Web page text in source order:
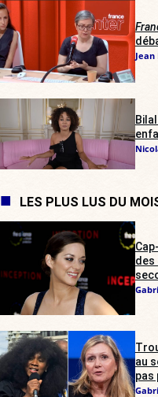
Jean
LES PLUS LUS DU
des
au
pas